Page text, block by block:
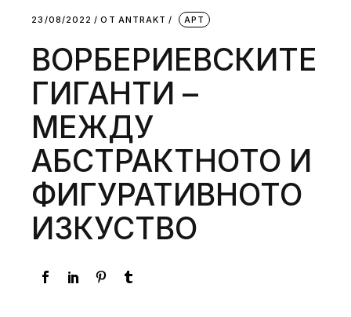
23/08/2022 ОТ АNTRAKT АРТ
ВОРБЕРИЕВСКИТЕ
ГИГАНТИ –
МЕЖДУ
АБСТРАКТНОТО И
ФИГУРАТИВНОТО
ИЗКУСТВО